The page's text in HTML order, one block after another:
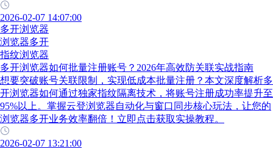
2026-02-07 14:07:00
多开浏览器
浏览器多开
指纹浏览器
多开浏览器如何批量注册账号？2026年高效防关联实战指南
想要突破账号关联限制，实现低成本批量注册？本文深度解析多
开浏览器如何通过独家指纹隔离技术，将账号注册成功率提升至
95%以上。掌握云登浏览器自动化与窗口同步核心玩法，让您的
浏览器多开业务效率翻倍！立即点击获取实操教程。
2026-02-07 13:21:00